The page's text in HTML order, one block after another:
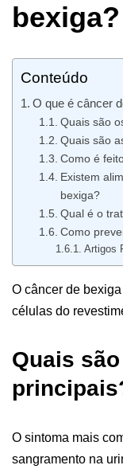
bexiga?
Conteúdo
O que é câncer
Quais são
Quais são
Como é
Existem
bexiga?
Qual é o
Como
Artigos
O câncer de
células do
Quais
O sintoma mais
sangramento na